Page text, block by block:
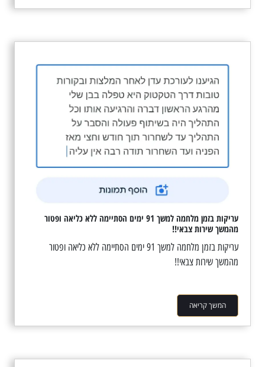
עריקות בזמן מלחמה למשך 91 ימים הסתיימה ללא כליאה ופטור
מהמשך שירות צבאי!!
עריקות בזמן מלחמה למשך 91 ימים הסתיימה ללא כליאה ופטור
מהמשך שירות צבאי!!
המשך קריאה